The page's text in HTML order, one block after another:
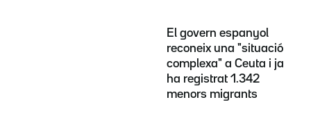
El govern espanyol
reconeix una "situació
complexa" a Ceuta i ja
ha registrat 1.342
menors migrants